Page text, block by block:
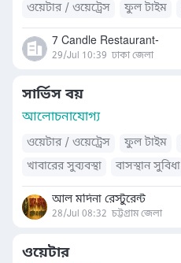
ওয়েটার / ওয়েট্রেস ফুল টাইম
7 Candle Restaurant-
29/Jul 10:39 ঢাকা জেলা
সার্ভিস বয়
আলোচনাযোগ্য
ওয়েটার / ওয়েট্রেস ফুল টাইম
খাবারের সুব্যবস্থা
বাসস্থান সুবিধা
আল মদিনা রেস্টুরেন্ট
28/Jul 08:32 চট্টগ্রাম জেলা
ওয়েটার